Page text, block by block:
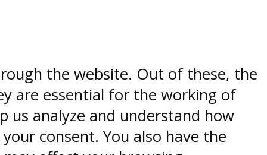
the website. Out of these, the
are essential for the working of
us analyze and understand how
consent. You also have the